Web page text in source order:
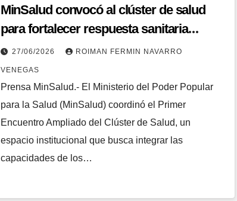
MinSalud convocó al clúster de salud
para fortalecer respuesta sanitaria
nacional
27/06/2026 ROIMAN FERMIN NAVARRO
VENEGAS
Prensa MinSalud.- El Ministerio del Poder Popular
para la Salud (MinSalud) coordinó el Primer
Encuentro Ampliado del Clúster de Salud, un
espacio institucional que busca integrar las
capacidades de los…